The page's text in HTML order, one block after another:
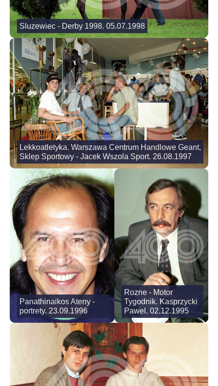
Sluzewiec - Derby 1998. 05.07.1998
Lekkoatletyka. Warszawa Centrum Handlowe Geant,
Sklep Sportowy - Jacek Wszola Sport. 26.08.1997
Panathinaikos Ateny -
portrety. 23.09.1996
Rozne - Motor
Tygodnik. Kasprzycki
Pawel. 02.12.1995